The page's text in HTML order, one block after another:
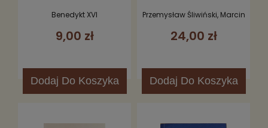
Benedykt XVI
9,00 zł
Dodaj Do Koszyka
Przemysław Śliwiński, Marcin
24,00 zł
Dodaj Do Koszyka